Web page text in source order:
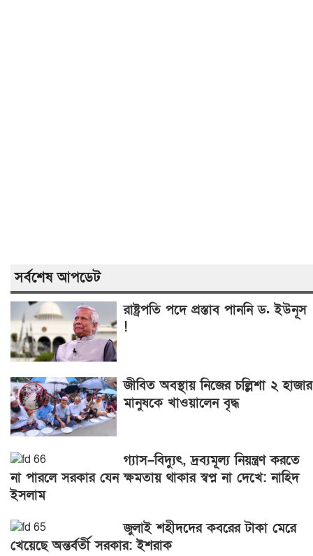
সর্বশেষ আপডেট
রাষ্ট্রপতি পদে প্রস্তাব পাননি ড. ইউনূস
!
জীবিত অবস্থায় নিজের চল্লিশা ২ হাজার
মানুষকে খাওয়ালেন বৃদ্ধ
গ্যাস–বিদ্যুৎ, দ্রব্যমূল্য নিয়ন্ত্রণ করতে
না পারলে সরকার যেন ক্ষমতায় থাকার স্বপ্ন না দেখে: নাহিদ
ইসলাম
জুলাই শহীদদের কবরের টাকা মেরে
খেয়েছে অন্তর্বর্তী সরকার: ইশরাক